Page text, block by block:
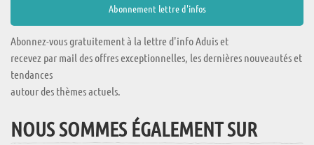
Abonnez-vous gratuitement à la lettre d'info Aduis et
recevez par mail des offres exceptionnelles, les dernières nouveautés et
tendances
autour des thèmes actuels.
NOUS SOMMES ÉGALEMENT SUR